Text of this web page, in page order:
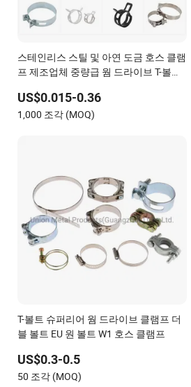
스테인리스 스틸 및 아연 도금 호스 클램
프 제조업체 중량급 웜 드라이브 T-볼트
US$0.015-0.36
1,000 조각 (MOQ)
T-볼트 슈퍼리어 웜 드라이브 클램프 더
블 볼트 EU 원 볼트 W1 호스 클램프
US$0.3-0.5
50 조각 (MOQ)